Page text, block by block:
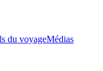
du voyageMédias